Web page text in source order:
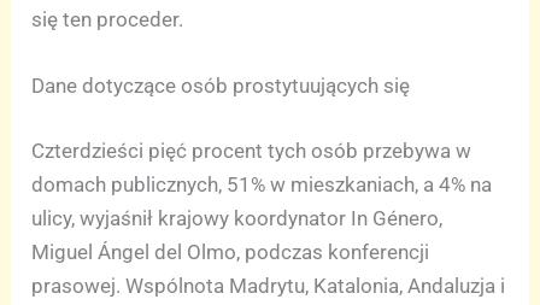
się ten proceder.
Dane dotyczące osób prostytuujących się
Czterdzieści pięć procent tych osób przebywa w
domach publicznych, 51% w mieszkaniach, a 4% na
ulicy, wyjaśnił krajowy koordynator In Género,
Miguel Ángel del Olmo, podczas konferencji
prasowej. Wspólnota Madrytu, Katalonia, Andaluzja i